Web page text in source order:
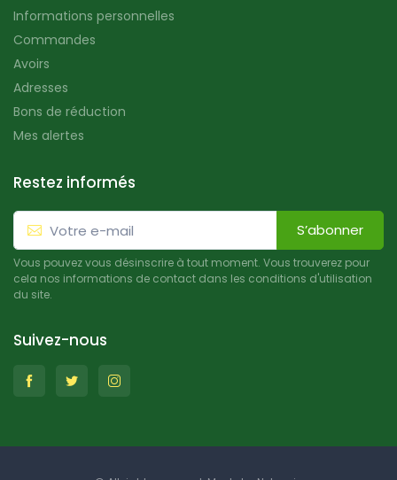
Informations personnelles
Commandes
Avoirs
Adresses
Bons de réduction
Mes alertes
Restez informés
S’abonner
Vous pouvez vous désinscrire à tout moment. Vous trouverez pour
cela nos informations de contact dans les conditions d'utilisation
du site.
Suivez-nous